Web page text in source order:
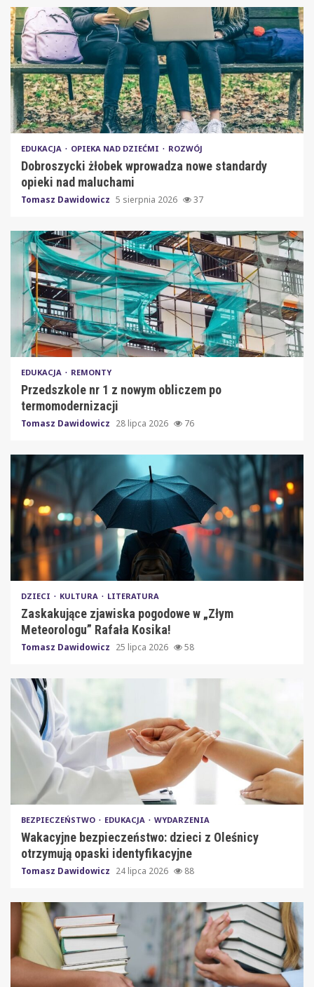
EDUKACJA OPIEKA NAD DZIEĆMI ROZWÓJ
Dobroszycki żłobek wprowadza nowe standardy
opieki nad maluchami
Tomasz Dawidowicz 5 sierpnia 2026 37
EDUKACJA REMONTY
Przedszkole nr 1 z nowym obliczem po
termomodernizacji
Tomasz Dawidowicz 28 lipca 2026 76
DZIECI KULTURA LITERATURA
Zaskakujące zjawiska pogodowe w „Złym
Meteorologu” Rafała Kosika!
Tomasz Dawidowicz 25 lipca 2026 58
BEZPIECZEŃSTWO EDUKACJA WYDARZENIA
Wakacyjne bezpieczeństwo: dzieci z Oleśnicy
otrzymują opaski identyfikacyjne
Tomasz Dawidowicz 24 lipca 2026 88